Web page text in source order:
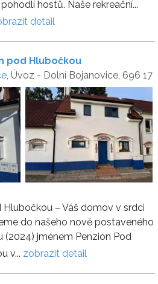
hostů. Naše rekreační...
detail
pod Hlubočkou
, Úvoz - Dolní Bojanovice, 696 17
Hlubočkou – Váš domov v srdci
do našeho nově postaveného
(2024) jménem Penzion Pod
v... zobrazit detail